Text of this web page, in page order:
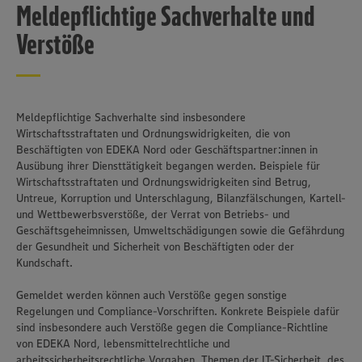
Meldepflichtige Sachverhalte und
Verstöße
Meldepflichtige Sachverhalte sind insbesondere
Wirtschaftsstraftaten und Ordnungswidrigkeiten, die von
Beschäftigten von EDEKA Nord oder Geschäftspartner:innen in
Ausübung ihrer Diensttätigkeit begangen werden. Beispiele für
Wirtschaftsstraftaten und Ordnungswidrigkeiten sind Betrug,
Untreue, Korruption und Unterschlagung, Bilanzfälschungen, Kartell-
und Wettbewerbsverstöße, der Verrat von Betriebs- und
Geschäftsgeheimnissen, Umweltschädigungen sowie die Gefährdung
der Gesundheit und Sicherheit von Beschäftigten oder der
Kundschaft.
Gemeldet werden können auch Verstöße gegen sonstige
Regelungen und Compliance-Vorschriften. Konkrete Beispiele dafür
sind insbesondere auch Verstöße gegen die Compliance-Richtline
von EDEKA Nord, lebensmittelrechtliche und